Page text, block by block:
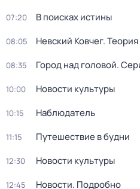
07:20 В поисках истины
08:05 Невский Ковчег.
08:35 Город над головой.
10:00 Новости культуры
10:15 Наблюдатель
11:15 Путешествие в будни
12:30 Новости культуры
12:45 Новости. Подробно